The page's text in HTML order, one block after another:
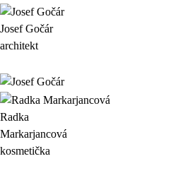
Josef Gočár
architekt
Radka
Markarjancová
kosmetička